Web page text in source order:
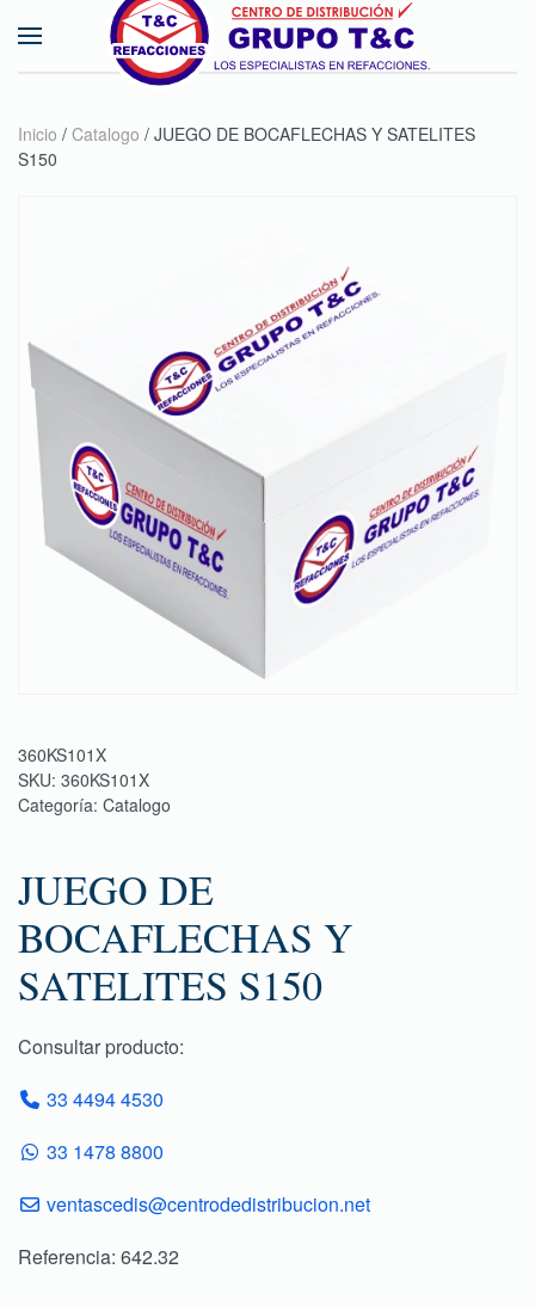
Skip to main content
Inicio / Catalogo / JUEGO DE BOCAFLECHAS Y SATELITES
S150
360KS101X
SKU: 360KS101X
Categoría: Catalogo
JUEGO DE
BOCAFLECHAS Y
SATELITES S150
Consultar producto:
33 4494 4530
33 1478 8800
ventascedis@centrodedistribucion.net
Referencia: 642.32